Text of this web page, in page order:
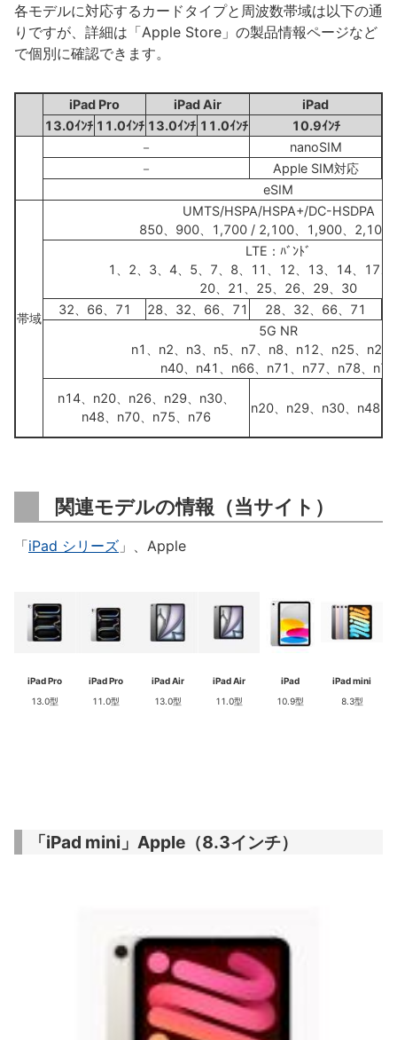
各モデルに対応するカードタイプと周波数帯域は以下の通
りですが、詳細は「Apple Store」の製品情報ページなど
で個別に確認できます。
iPad Pro iPad Air
iPad
13.0ｲﾝﾁ 11.0ｲﾝﾁ 13.0ｲﾝﾁ 11.0ｲﾝﾁ
10.9ｲﾝﾁ
－
nanoSIM
－
Apple SIM対応
eSIM
帯域
UMTS/HSPA/HSPA+/DC-HSDPA
850、900、1,700 / 2,100、1,900、
LTE：ﾊﾞﾝﾄﾞ
1、2、3、4、5、7、8、11、12、13、14、17、
20、21、25、26、29、30
32、66、71
28、32、66、71
28、32、66、71
5G NR
n1、n2、n3、n5、n7、n8、n12、n25、n28
n40、n41、n66、n71、n77、n78、n79
n14、n20、n26、n29、n30、
n48、n70、n75、n76
n20、n29、n30、n48
関連モデルの情報（当サイト）
「iPad シリーズ 」、Apple
iPad Pro
13.0型
iPad Pro
11.0型
iPad Air
13.0型
iPad Air
11.0型
iPad
10.9型
iPad mini
8.3型
「iPad mini」Apple（8.3インチ）